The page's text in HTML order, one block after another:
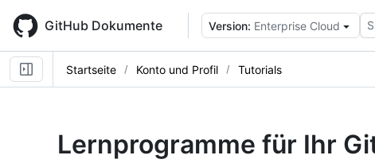
main
content
GitHub Dokumente Version: Enterprise Cloud
Startseite Konto und Profil Tutorials
Lernprogramme für Ihr